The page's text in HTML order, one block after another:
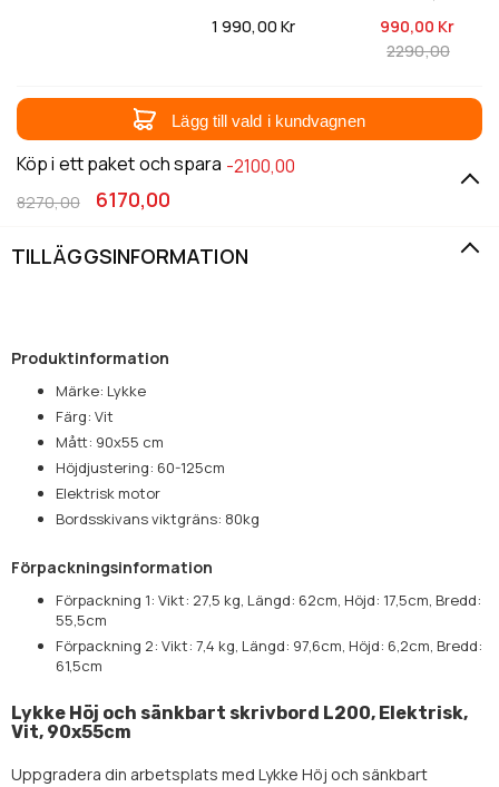
trådlösa hörlurar
1 990,00 Kr 990,00 Kr
2290,00
Lägg till vald i kundvagnen
Köp i ett paket och spara -2100,00
6170,00
8270,00
TILLÄGGSINFORMATION
Produktinformation
Märke: Lykke
Färg: Vit
Mått: 90x55 cm
Höjdjustering: 60-125cm
Elektrisk motor
Bordsskivans viktgräns: 80kg
Förpackningsinformation
Förpackning 1: Vikt: 27,5 kg, Längd: 62cm, Höjd: 17,5cm, Bredd:
55,5cm
Förpackning 2: Vikt: 7,4 kg, Längd: 97,6cm, Höjd: 6,2cm, Bredd:
61,5cm
Lykke Höj och sänkbart skrivbord L200, Elektrisk,
Vit, 90x55cm
Uppgradera din arbetsplats med Lykke Höj och sänkbart